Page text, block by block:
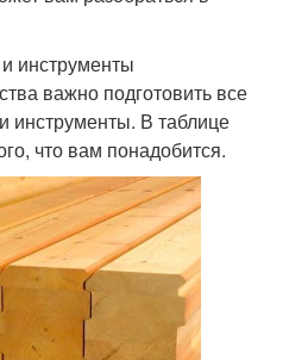
инструменты
важно подготовить все
инструменты. В таблице
что вам понадобится.